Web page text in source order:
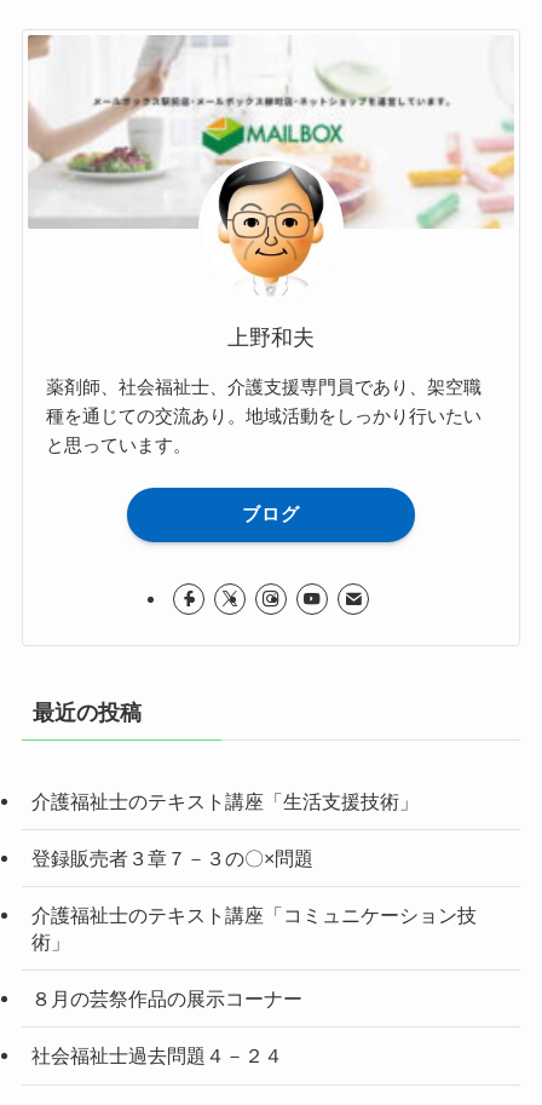
上野和夫
薬剤師、社会福祉士、介護支援専門員であり、架空職
種を通じての交流あり。地域活動をしっかり行いたい
と思っています。
ブログ
最近の投稿
介護福祉士のテキスト講座「生活支援技術」
登録販売者３章７－３の〇×問題
介護福祉士のテキスト講座「コミュニケーション技
術」
８月の芸祭作品の展示コーナー
社会福祉士過去問題４－２４